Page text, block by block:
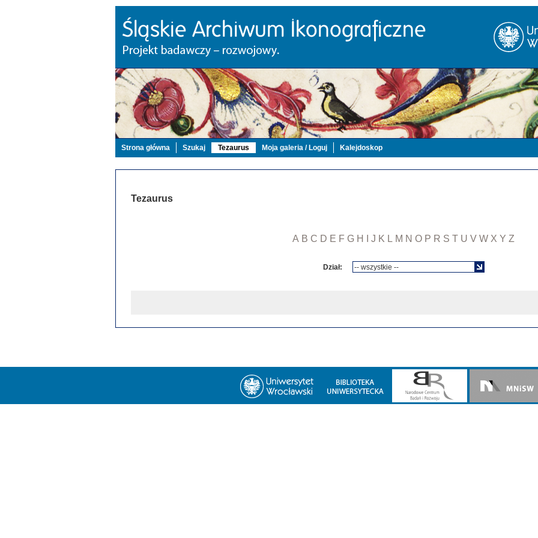
Strona główna Szukaj Tezaurus Moja galeria / Loguj Kalejdoskop
Tezaurus
A B C D E F G H J K L M N O P R S T U V W X Y Z
Dział: